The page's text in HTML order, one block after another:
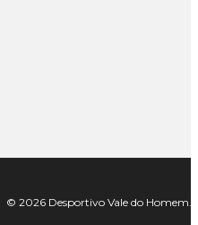
© 2026 Desportivo Vale do Homem.